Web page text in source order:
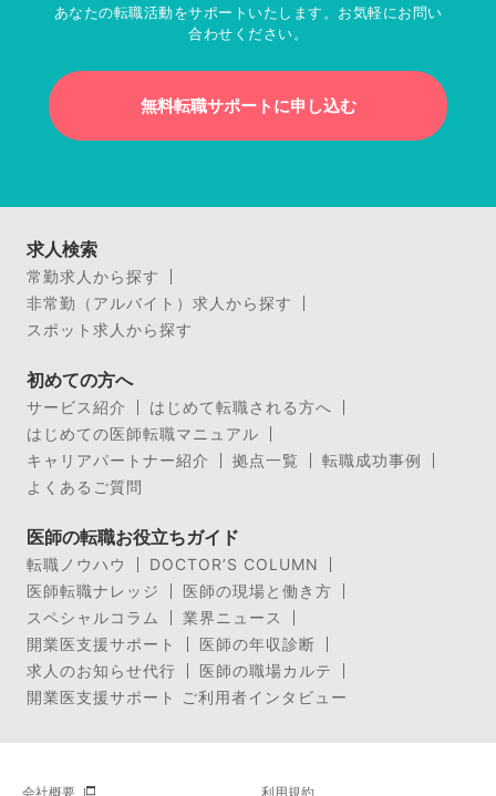
あなたの転職活動をサポートいたします。お気軽にお問い
合わせください。
無料転職サポートに申し込む
求人検索
常勤求人から探す
非常勤（アルバイト）求人から探す
スポット求人から探す
初めての方へ
サービス紹介
はじめて転職される方へ
はじめての医師転職マニュアル
キャリアパートナー紹介
拠点一覧
転職成功事例
よくあるご質問
医師の転職お役立ちガイド
転職ノウハウ
DOCTOR’S COLUMN
医師転職ナレッジ
医師の現場と働き方
スペシャルコラム
業界ニュース
開業医支援サポート
医師の年収診断
求人のお知らせ代行
医師の職場カルテ
開業医支援サポート ご利用者インタビュー
会社概要 利用規約